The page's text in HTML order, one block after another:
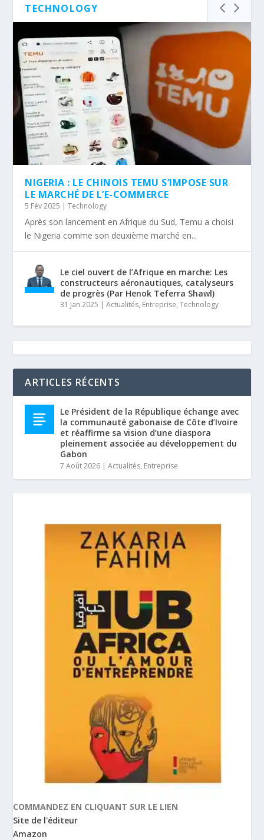
TECHNOLOGY
NIGERIA : LE CHINOIS TEMU S’IMPOSE SUR
LE MARCHÉ DE L’E-COMMERCE
5 Fév 2025 |Technology
Après son lancement en Afrique du Sud, Temu a choisi
le Nigeria comme son deuxième marché en...
Le ciel ouvert de l’Afrique en marche: Les
constructeurs aéronautiques, catalyseurs
de progrès (Par Henok Teferra Shawl)
31 Jan 2025 |Actualités, Entreprise,Technology
ARTICLES RÉCENTS
Le Président de la République échange avec
la communauté gabonaise de Côte d’Ivoire
et réaffirme sa vision d’une diaspora
pleinement associée au développement du
Gabon
7 Août 2026 |Actualités, Entreprise
COMMANDEZ EN CLIQUANT SUR LE LIEN
Site de l'éditeur
Amazon